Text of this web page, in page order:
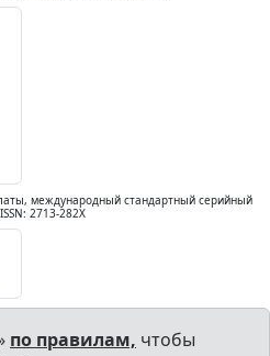
международный стандартный серийный
2713-282X
по правилам, чтобы